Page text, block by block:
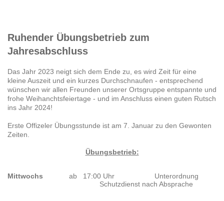
Ruhender Übungsbetrieb zum
Jahresabschluss
Das Jahr 2023 neigt sich dem Ende zu, es wird Zeit für eine
kleine Auszeit und ein kurzes Durchschnaufen - entsprechend
wünschen wir allen Freunden unserer Ortsgruppe entspannte und
frohe Weihanchtsfeiertage - und im Anschluss einen guten Rutsch
ins Jahr 2024!
Erste Offizeler Übungsstunde ist am 7. Januar zu den Gewonten
Zeiten.
Übungsbetrieb:
Mittwochs ab 17:00 Uhr Unterordnung
Schutzdienst nach Absprache